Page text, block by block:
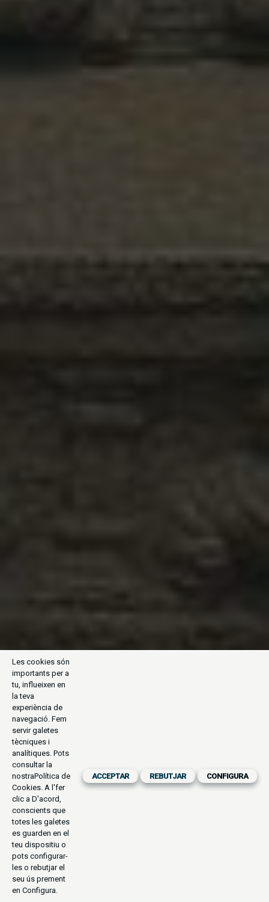
Les cookies són
importants per a
tu, influeixen en
la teva
experiència de
navegació. Fem
servir galetes
tècniques i
analítiques. Pots
consultar la
nostraPolítica de
Cookies. A l'fer
clic a D'acord,
conscients que
totes les galetes
es guarden en el
teu dispositiu o
pots configurar-
les o rebutjar el
seu ús prement
en Configura.
ACCEPTAR REBUTJAR CONFIGURA